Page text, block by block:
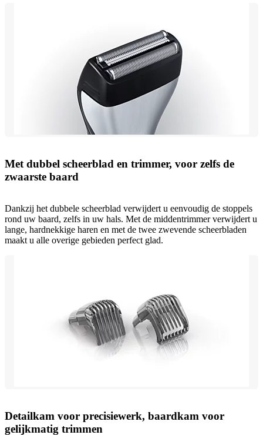
Met dubbel scheerblad en trimmer, voor zelfs de
zwaarste baard
Dankzij het dubbele scheerblad verwijdert u eenvoudig de stoppels
rond uw baard, zelfs in uw hals. Met de middentrimmer verwijdert u
lange, hardnekkige haren en met de twee zwevende scheerbladen
maakt u alle overige gebieden perfect glad.
Detailkam voor precisiewerk, baardkam voor
gelijkmatig trimmen